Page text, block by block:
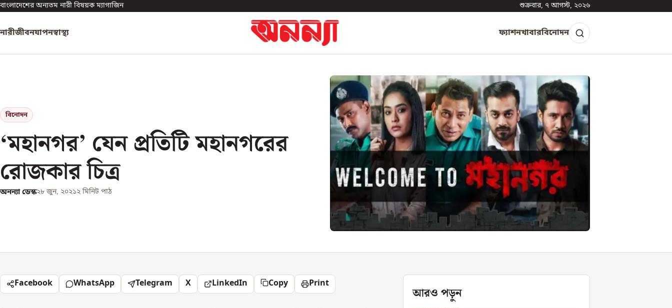
বাংলাদেশের অন্যতম নারী বিষয়ক ম্যাগাজিন শুক্রবার, ৭ আগস্ট, ২০২৬
নারীজীবনযাপনস্বাস্থ্য ফ্যাশনখাবারবিনোদন
বিনোদন
‘মহানগর’ যেন প্রতিটি মহানগরের
রোজকার চিত্র
অনন্যা ডেস্ক২৮ জুন, ২০২১২ মিনিট পাঠ
Facebook WhatsApp Telegram X LinkedIn Copy Print
আরও পড়ুন